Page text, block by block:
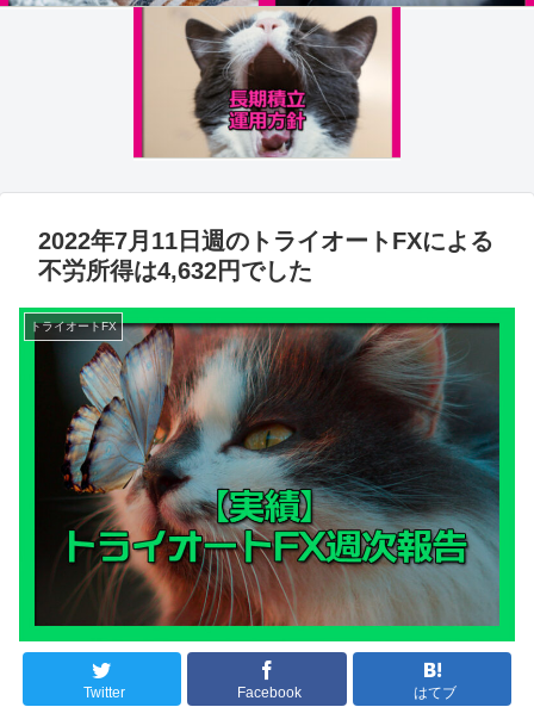
2022年7月11日週のトライオートFXによる
不労所得は4,632円でした
トライオートFX
Twitter Facebook はてブ